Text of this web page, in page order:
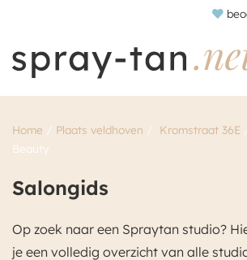
Home / Plaats veldhoven / Kromstraat 36E
Beauty
Salongids
Op zoek naar een Spraytan studio?
je een volledig overzicht van alle